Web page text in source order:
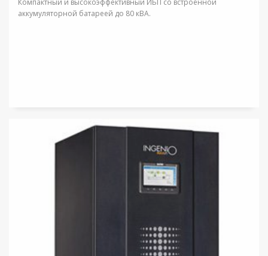
Компактный и высокоэффективный ИБП со встроенной
аккумуляторной батареей до 80 кВА.